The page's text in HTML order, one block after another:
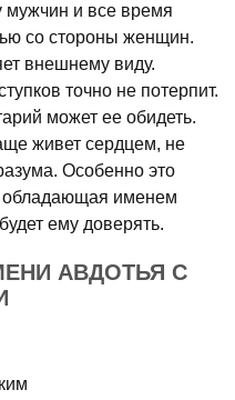
мужчин и все время
со стороны женщин.
внешнему виду.
точно не потерпит.
может ее обидеть.
живет сердцем, не
Особенно это
обладающая именем
ему доверять.
АВДОТЬЯ С